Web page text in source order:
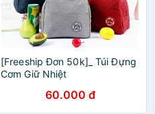
[Freeship Đơn 50k]_ Túi Đựng
Cơm Giữ Nhiệt
60.000 đ